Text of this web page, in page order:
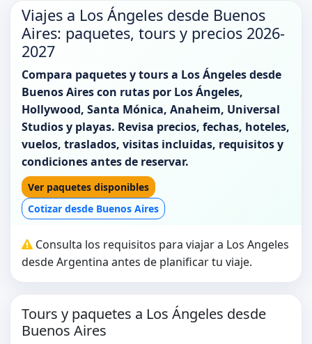
Viajes a Los Ángeles desde Buenos
Aires: paquetes, tours y precios 2026-
2027
Compara paquetes y tours a Los Ángeles desde
Buenos Aires con rutas por Los Ángeles,
Hollywood, Santa Mónica, Anaheim, Universal
Studios y playas. Revisa precios, fechas, hoteles,
vuelos, traslados, visitas incluidas, requisitos y
condiciones antes de reservar.
Ver paquetes disponibles
Cotizar desde Buenos Aires
Consulta los requisitos para viajar a Los Angeles
desde Argentina antes de planificar tu viaje.
Tours y paquetes a Los Ángeles desde
Buenos Aires